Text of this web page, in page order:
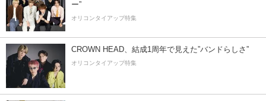
ー”
オリコンタイアップ特集
CROWN HEAD、結成1周年で見えた”バンドらしさ”
オリコンタイアップ特集